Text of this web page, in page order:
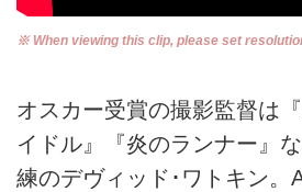
※ When viewing this clip, please set
オスカー受賞の撮影監督は
イドル』『炎のランナー』
練のデヴィッド･ワトキン。